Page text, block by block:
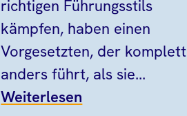
richtigen Führungsstils
kämpfen, haben einen
Vorgesetzten, der komplett
anders führt, als sie...
Weiterlesen